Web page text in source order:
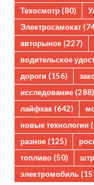
Техосмотр (80)
Электросамокат
авторынок (227)
водительское
дороги (156)
исследование (288)
лайфхак (642)
новые технологии
разное (125)
топливо (50)
электромобиль